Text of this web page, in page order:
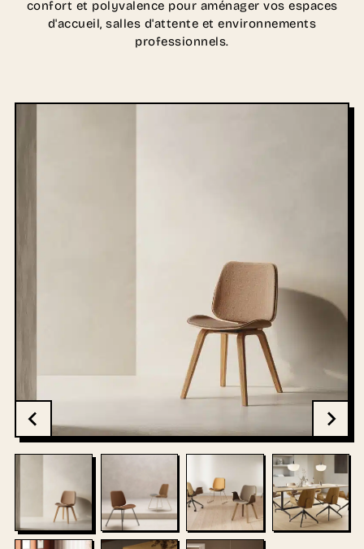
confort et polyvalence pour aménager vos espaces
d'accueil, salles d'attente et environnements
professionnels.